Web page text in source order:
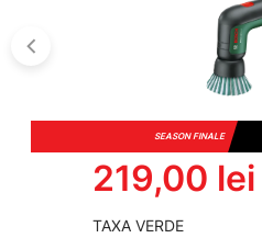
SEASON FINALE
219,00 lei
TAXA VERDE